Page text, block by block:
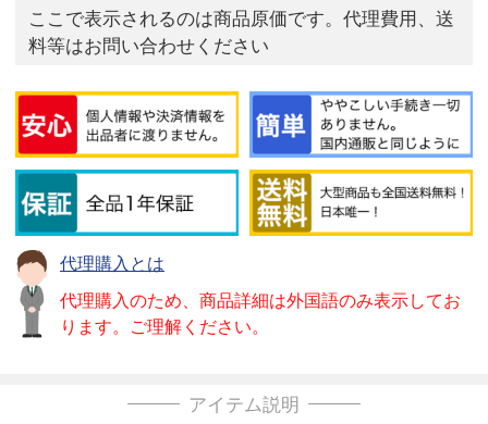
ここで表示されるのは商品原価です。代理費用、送
料等はお問い合わせください
代理購入とは
代理購入のため、商品詳細は外国語のみ表示してお
ります。ご理解ください。
アイテム説明